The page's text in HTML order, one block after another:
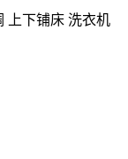
上下铺床 洗衣机